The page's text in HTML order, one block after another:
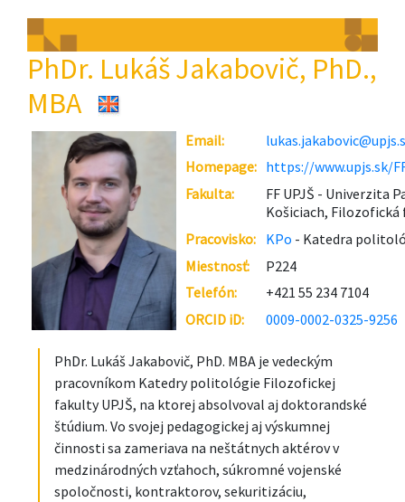
PhDr. Lukáš Jakabovič, PhD.,
MBA
Email:
Homepage: https://www.upjs.sk/
Fakulta:
FF UPJŠ - Univerzita
Košiciach,
Pracovisko:
KPo - Katedra
Miestnosť:
P224
Telefón:
+421 55 234 7104
ORCID iD:
0009-0002-0325-9256
PhDr. Lukáš Jakabovič, PhD. MBA je vedeckým
pracovníkom Katedry politológie Filozofickej
fakulty UPJŠ, na ktorej absolvoval aj doktorandské
štúdium. Vo svojej pedagogickej aj výskumnej
činnosti sa zameriava na neštátnych aktérov v
medzinárodných vzťahoch, súkromné vojenské
spoločnosti, kontraktorov, sekuritizáciu,